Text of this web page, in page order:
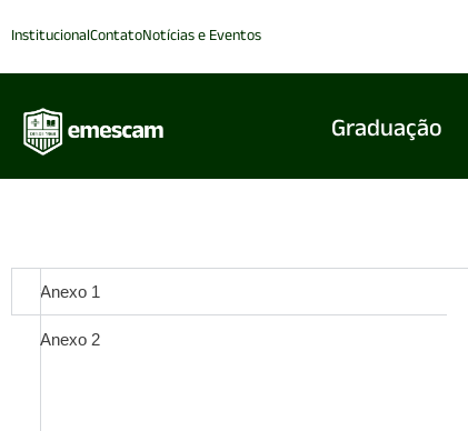
InstitucionalContatoNotícias e Eventos
Graduação
Anexo 1
Anexo 2